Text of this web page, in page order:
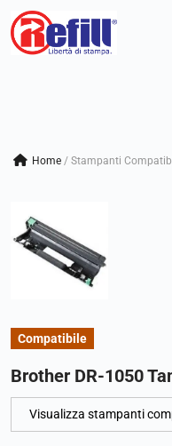
Vai
Home / Stampanti
Compatibile
Brother DR-1050
Visualizza stampanti